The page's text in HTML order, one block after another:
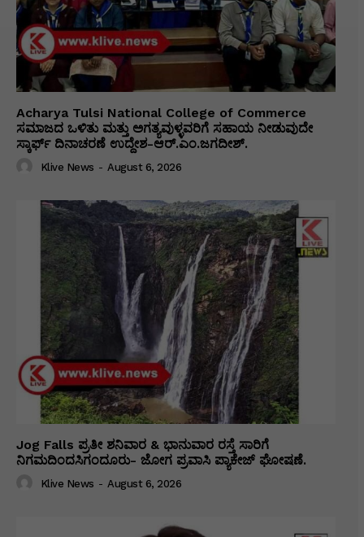
Acharya Tulsi National College of Commerce
ಸಮಾಜದ ಒಳಿತು ಮತ್ತು ಅಗತ್ಯವುಳ್ಳವರಿಗೆ ಸಹಾಯ ನೀಡುವುದೇ
ಸ್ಕಾರ್ಫ್ ದಿನಾಚರಣೆ ಉದ್ದೇಶ-ಆರ್.ಎಂ.ಜಗದೀಶ್.
Klive News - August 6, 2026
Jog Falls ಪ್ರತೀ ಶನಿವಾರ & ಭಾನುವಾರ ರಸ್ತೆ ಸಾರಿಗೆ
ನಿಗಮದಿಂದಸಿಗಂದೂರು- ಜೋಗ ಪ್ರವಾಸಿ ಪ್ಯಾಕೇಜ್ ಘೋಷಣೆ.
Klive News - August 6, 2026